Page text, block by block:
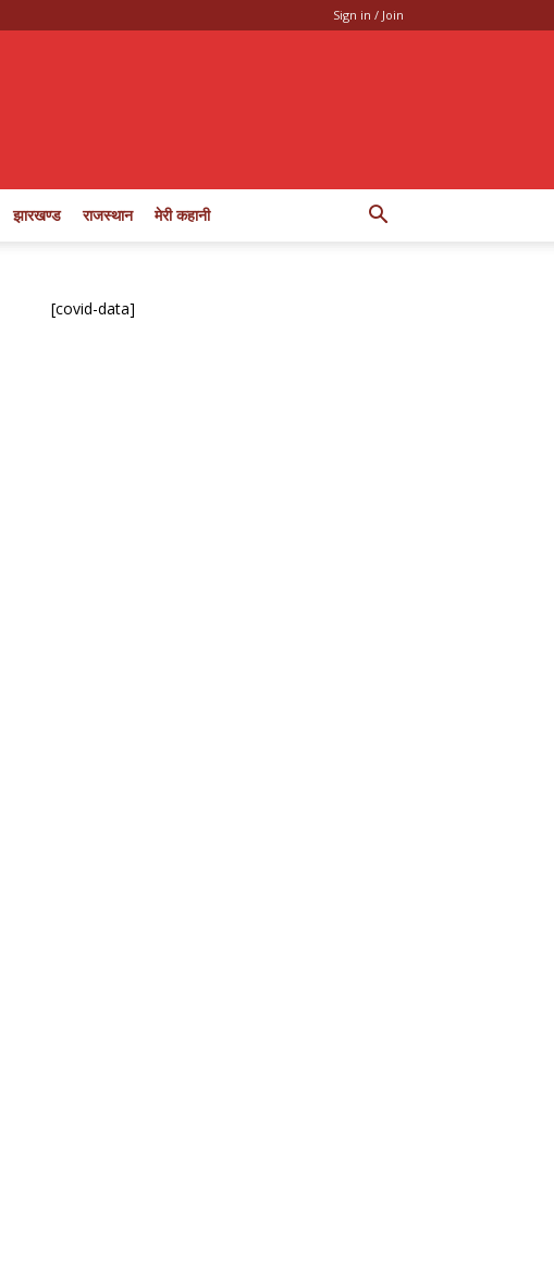
Sign in / Join
झारखण्ड राजस्थान मेरी कहानी
[covid-data]